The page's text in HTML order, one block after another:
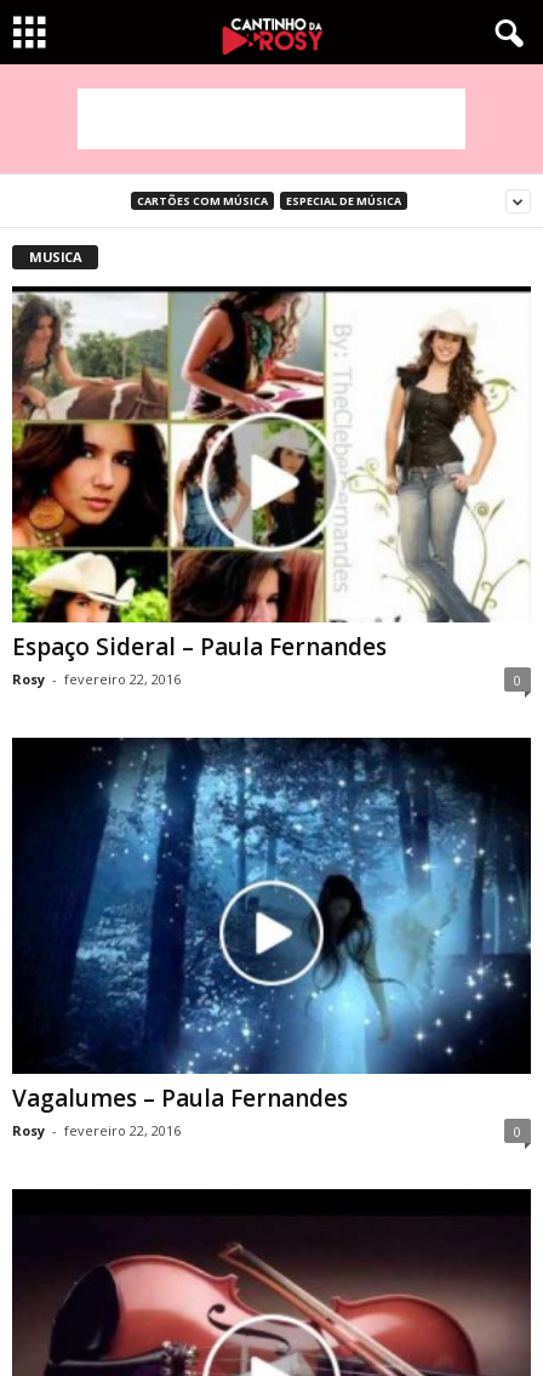
CARTÕES COM MÚSICA ESPECIAL DE MÚSICA
MUSICA
Espaço Sideral – Paula Fernandes
Rosy - fevereiro 22, 2016 0
Vagalumes – Paula Fernandes
Rosy - fevereiro 22, 2016 0